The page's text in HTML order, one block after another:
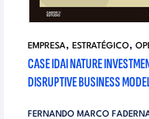
EMPRESA, ESTRATÉGICO,
CASE IDAI NATURE
DISRUPTIVE BUSINESS
FERNANDO MARCO